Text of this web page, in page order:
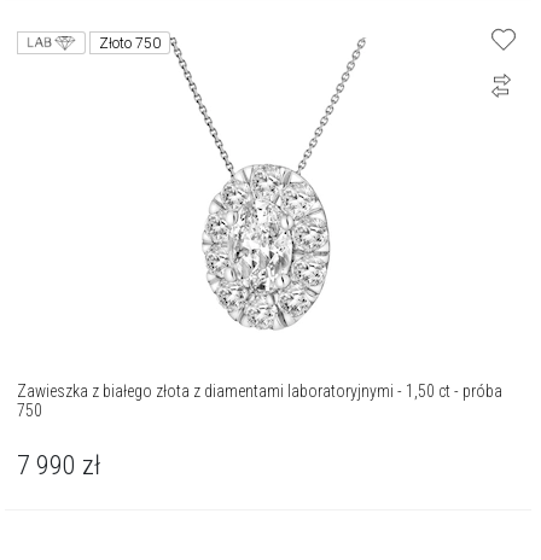
Złoto 750
Zawieszka z białego złota z diamentami laboratoryjnymi - 1,50 ct - próba
750
7 990 zł